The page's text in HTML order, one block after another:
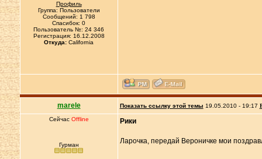
Профиль
Группа: Пользователи
Сообщений: 1 798
Спасибок: 0
Пользователь №: 24 346
Регистрация: 16.12.2008
Откуда: California
marele Показать ссылку этой темы 19.05.2010 - 19:17
Сейчас Offline
Гурман
Рики
Ларочка, передай Вероничке мои